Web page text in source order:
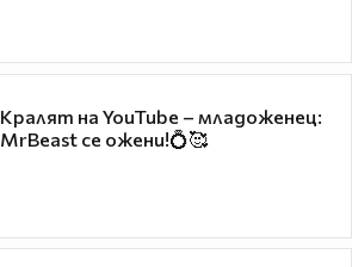
Кралят на YouTube – младоженец:
MrBeast се ожени!💍🥰